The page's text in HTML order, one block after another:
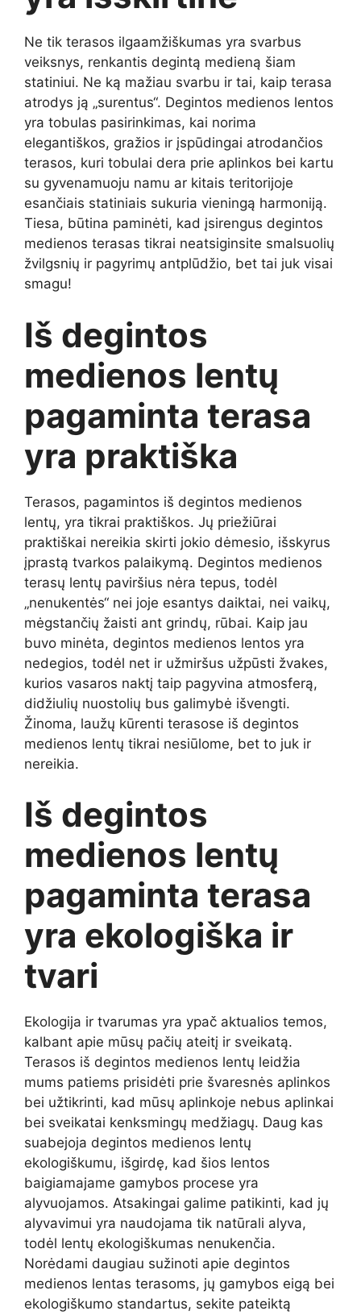
Ne tik terasos ilgaamžiškumas yra svarbus
veiksnys, renkantis degintą medieną šiam
statiniui. Ne ką mažiau svarbu ir tai, kaip terasa
atrodys ją „surentus“. Degintos medienos lentos
yra tobulas pasirinkimas, kai norima
elegantiškos, gražios ir įspūdingai atrodančios
terasos, kuri tobulai dera prie aplinkos bei kartu
su gyvenamuoju namu ar kitais teritorijoje
esančiais statiniais sukuria vieningą harmoniją.
Tiesa, būtina paminėti, kad įsirengus degintos
medienos terasas tikrai neatsiginsite smalsuolių
žvilgsnių ir pagyrimų antplūdžio, bet tai juk visai
smagu!
Iš degintos
medienos lentų
pagaminta terasa
yra praktiška
Terasos, pagamintos iš degintos medienos
lentų, yra tikrai praktiškos. Jų priežiūrai
praktiškai nereikia skirti jokio dėmesio, išskyrus
įprastą tvarkos palaikymą. Degintos medienos
terasų lentų paviršius nėra tepus, todėl
„nenukentės“ nei joje esantys daiktai, nei vaikų,
mėgstančių žaisti ant grindų, rūbai. Kaip jau
buvo minėta, degintos medienos lentos yra
nedegios, todėl net ir užmiršus užpūsti žvakes,
kurios vasaros naktį taip pagyvina atmosferą,
didžiulių nuostolių bus galimybė išvengti.
Žinoma, laužų kūrenti terasose iš degintos
medienos lentų tikrai nesiūlome, bet to juk ir
nereikia.
Iš degintos
medienos lentų
pagaminta terasa
yra ekologiška ir
tvari
Ekologija ir tvarumas yra ypač aktualios temos,
kalbant apie mūsų pačių ateitį ir sveikatą.
Terasos iš degintos medienos lentų leidžia
mums patiems prisidėti prie švaresnės aplinkos
bei užtikrinti, kad mūsų aplinkoje nebus aplinkai
bei sveikatai kenksmingų medžiagų. Daug kas
suabejoja degintos medienos lentų
ekologiškumu, išgirdę, kad šios lentos
baigiamajame gamybos procese yra
alyvuojamos. Atsakingai galime patikinti, kad jų
alyvavimui yra naudojama tik natūrali alyva,
todėl lentų ekologiškumas nenukenčia.
Norėdami daugiau sužinoti apie degintos
medienos lentas terasoms, jų gamybos eigą bei
ekologiškumo standartus, sekite pateiktą